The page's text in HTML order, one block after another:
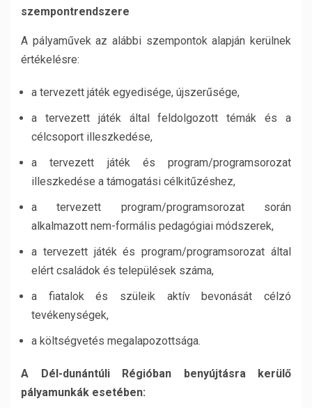
szempontrendszere
A pályaművek az alábbi szempontok alapján kerülnek
értékelésre:
a tervezett játék egyedisége, újszerűsége,
a tervezett játék által feldolgozott témák és a
célcsoport illeszkedése,
a tervezett játék és program/programsorozat
illeszkedése a támogatási célkitűzéshez,
a tervezett program/programsorozat során
alkalmazott nem-formális pedagógiai módszerek,
a tervezett játék és program/programsorozat által
elért családok és települések száma,
a fiatalok és szüleik aktív bevonását célzó
tevékenységek,
a költségvetés megalapozottsága.
A Dél-dunántúli Régióban benyújtásra kerülő
pályamunkák esetében: